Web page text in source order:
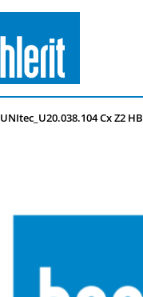
UNItec_U20.038.104 Cx Z2 HB